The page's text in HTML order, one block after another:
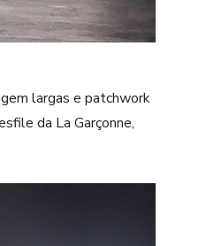
largas e patchwork
da La Garçonne,